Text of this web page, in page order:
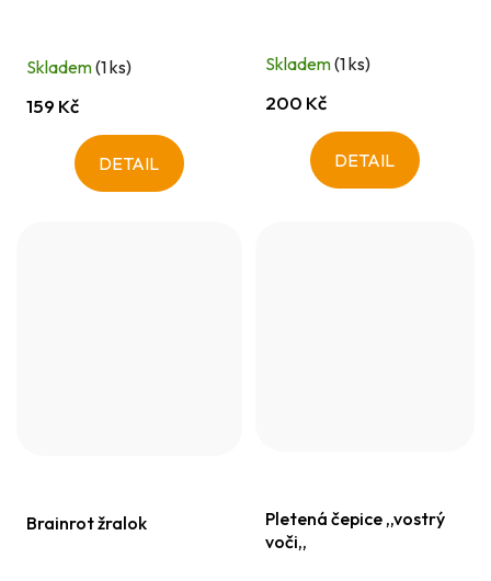
Skladem(1 ks)
159 Kč
DETAIL
Skladem(1 ks)
200 Kč
DETAIL
Brainrot žralok
Pletená čepice ,,vostrý
voči,,